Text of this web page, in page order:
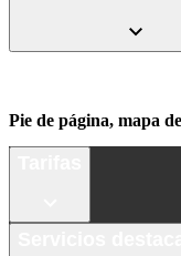
Pie de página, mapa